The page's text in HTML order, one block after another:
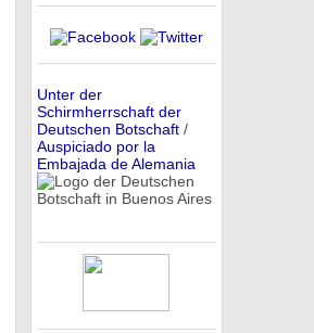
Unter der
Schirmherrschaft der
Deutschen Botschaft/
Auspiciado por la
Embajada de Alemania